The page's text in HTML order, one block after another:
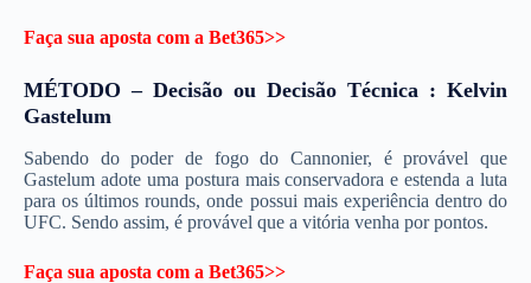
Faça sua aposta com a Bet365>>
MÉTODO – Decisão ou Decisão Técnica : Kelvin
Gastelum
Sabendo do poder de fogo do Cannonier, é provável que
Gastelum adote uma postura mais conservadora e estenda a luta
para os últimos rounds, onde possui mais experiência dentro do
UFC. Sendo assim, é provável que a vitória venha por pontos.
Faça sua aposta com a Bet365>>